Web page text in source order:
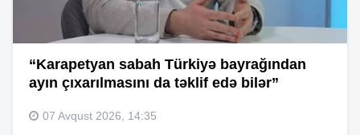
“Karapetyan sabah Türkiyə bayrağından
ayın çıxarılmasını da təklif edə bilər”
07 Avqust 2026, 14:35